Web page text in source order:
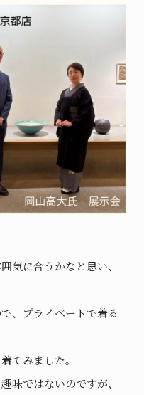
気に合うかなと思い、
、プライベートで着る
てみました。
味ではないのですが、